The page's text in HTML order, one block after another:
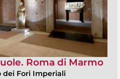
Roma di Marmo
dei Fori Imperiali